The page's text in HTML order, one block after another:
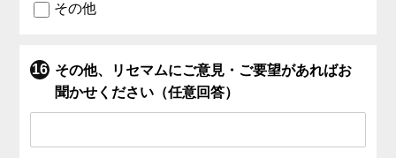
その他
その他、リセマムにご意見・ご要望があればお
聞かせください（任意回答）